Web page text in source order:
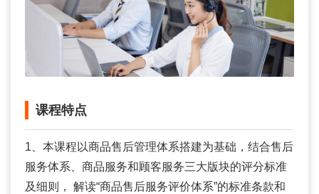
课程特点
1、本课程以商品售后管理体系搭建为基础，结合售后
服务体系、商品服务和顾客服务三大版块的评分标准
及细则， 解读“商品售后服务评价体系”的标准条款和